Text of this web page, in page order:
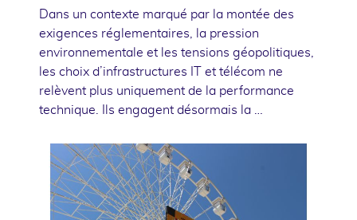
Dans un contexte marqué par la montée des
exigences réglementaires, la pression
environnementale et les tensions géopolitiques,
les choix d’infrastructures IT et télécom ne
relèvent plus uniquement de la performance
technique. Ils engagent désormais la …